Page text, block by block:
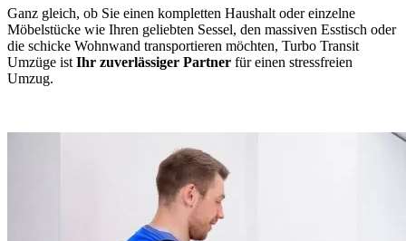
Ganz gleich, ob Sie einen kompletten Haushalt oder einzelne
Möbelstücke wie Ihren geliebten Sessel, den massiven Esstisch oder
die schicke Wohnwand transportieren möchten, Turbo Transit
Umzüge ist Ihr zuverlässiger Partner für einen stressfreien
Umzug.